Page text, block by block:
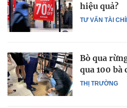
TƯ VẤN TÀI
hiệu quả?
THỊ TRƯỜNG
Bò qua
qua 100 bà